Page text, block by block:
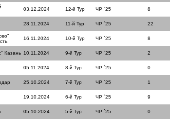
03.12.2024 12-й Тур ЧР `25 8
28.11.2024 11-й Тур ЧР `25 22
16.11.2024 10-й Тур ЧР `25 8
Казань 10.11.2024 9-й Тур ЧР `25 2
05.11.2024 8-й Тур ЧР `25 0
25.10.2024 7-й Тур ЧР `25 1
19.10.2024 6-й Тур ЧР `25 9
05.10.2024 5-й Тур ЧР `25 0